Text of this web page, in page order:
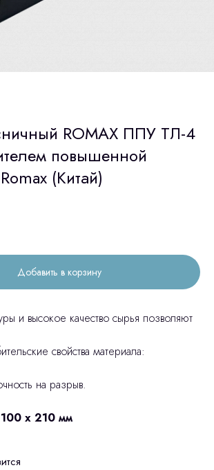
ROMAX ППУ ТЛ-4
повышенной
(Китай)
Добавить в корзину
и высокое качество сырья позволяют
свойства материала:
на разрыв.
х 210 мм